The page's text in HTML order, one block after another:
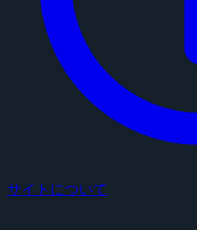
サイトについて